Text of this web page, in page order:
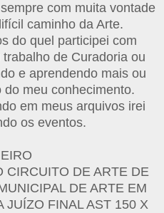
com muita vontade
caminho da Arte.
do quel participei com
de Curadoria ou
e aprendendo mais ou
meu conhecimento.
em meus arquivos irei
os eventos.
CIRCUITO DE ARTE DE
DE ARTE EM
JUÍZO FINAL AST 150 X